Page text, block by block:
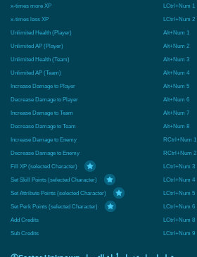
x-times more XP
LCtrl+Num 1
x-times less XP
LCtrl+Num 2
Unlimited Health (Player)
Alt+Num 1
Unlimited AP (Player)
Alt+Num 2
Unlimited Health (Team)
Alt+Num 3
Unlimited AP (Team)
Alt+Num 4
Increase Damage to Player
Alt+Num 5
Decrease Damage to Player
Alt+Num 6
Increase Damage to Team
Alt+Num 7
Decrease Damage to Team
Alt+Num 8
Increase Damage to Enemy
RCtrl+Num 1
Decrease Damage to Enemy
RCtrl+Num 2
Fill XP (selected Character)
LCtrl+Num 3
Set Skill Points (selected Character)
LCtrl+Num 4
Set Attribute Points (selected Character)
LCtrl+Num 5
Set Perk Points (selected Character)
LCtrl+Num 6
Add Credits
LCtrl+Num 8
Sub Credits
LCtrl+Num 9